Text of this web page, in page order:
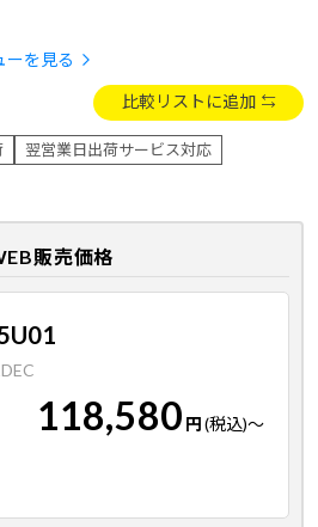
ーを見る
比較リストに追加
翌営業日出荷サービス対応
販売価格
118,580 円(税込)～